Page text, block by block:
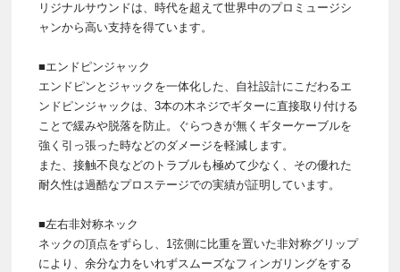
リジナルサウンドは、時代を超えて世界中のプロミュージシ
ャンから高い支持を得ています。
■エンドピンジャック
エンドピンとジャックを一体化した、自社設計にこだわるエ
ンドピンジャックは、3本の木ネジでギターに直接取り付ける
ことで緩みや脱落を防止。ぐらつきが無くギターケーブルを
強く引っ張った時などのダメージを軽減します。
また、接触不良などのトラブルも極めて少なく、その優れた
耐久性は過酷なプロステージでの実績が証明しています。
■左右非対称ネック
ネックの頂点をずらし、1弦側に比重を置いた非対称グリップ
により、余分な力をいれずスムーズなフィンガリングをする